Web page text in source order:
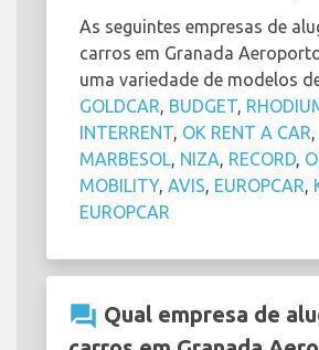
As seguintes empresas de
carros em Granada
uma variedade de modelos
GOLDCAR, BUDGET,
INTERRENT, OK RENT A CAR,
MARBESOL, NIZA, RECORD,
MOBILITY, AVIS, EUROPCAR,
EUROPCAR
question_answer Qual empresa de